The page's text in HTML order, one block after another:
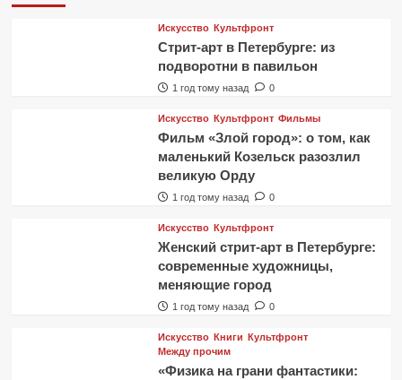
Искусство Культфронт
Стрит-арт в Петербурге: из
подворотни в павильон
1 год тому назад 0
Искусство Культфронт Фильмы
Фильм «Злой город»: о том, как
маленький Козельск разозлил
великую Орду
1 год тому назад 0
Искусство Культфронт
Женский стрит-арт в Петербурге:
современные художницы,
меняющие город
1 год тому назад 0
Искусство Книги
Культфронт
Между прочим
«Физика на грани фантастики: